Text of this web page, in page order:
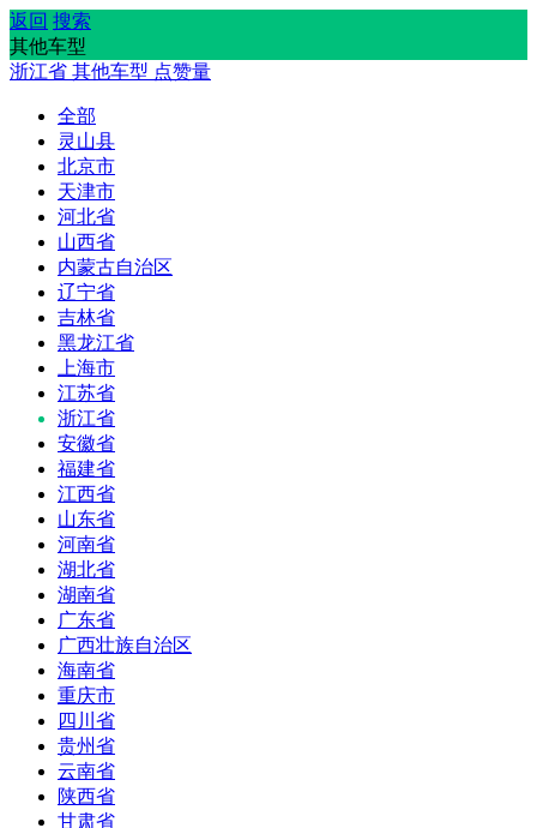
返回 搜索
其他车型
浙江省 其他车型 点赞量
全部
灵山县
北京市
天津市
河北省
山西省
内蒙古自治区
辽宁省
吉林省
黑龙江省
上海市
江苏省
浙江省
安徽省
福建省
江西省
山东省
河南省
湖北省
湖南省
广东省
广西壮族自治区
海南省
重庆市
四川省
贵州省
云南省
陕西省
甘肃省